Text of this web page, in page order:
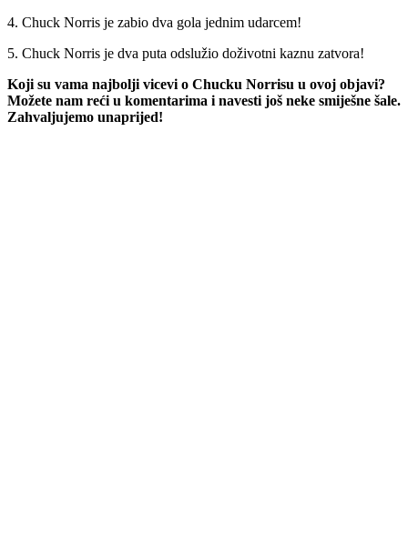
4. Chuck Norris je zabio dva gola jednim udarcem!
5. Chuck Norris je dva puta odslužio doživotni kaznu zatvora!
Koji su vama najbolji vicevi o Chucku Norrisu u ovoj objavi?
Možete nam reći u komentarima i navesti još neke smiješne šale.
Zahvaljujemo unaprijed!